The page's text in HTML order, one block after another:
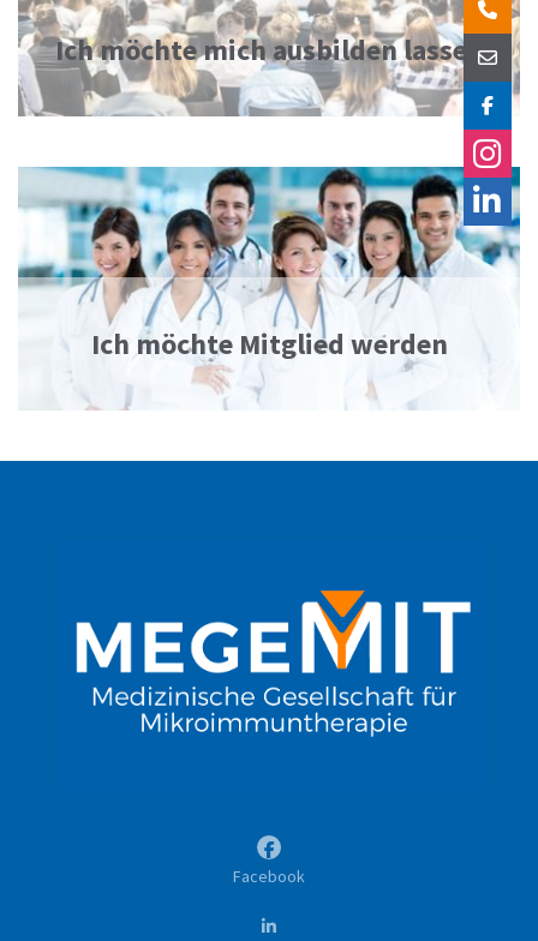
Ich möchte mich ausbilden lassen
Ich möchte Mitglied werden
Facebook